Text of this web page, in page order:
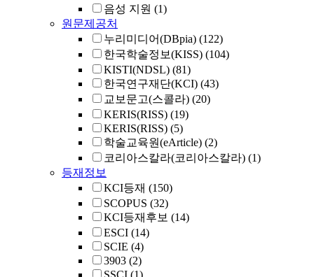
음성 지원 (1)
원문제공처
누리미디어(DBpia) (122)
한국학술정보(KISS) (104)
KISTI(NDSL) (81)
한국연구재단(KCI) (43)
교보문고(스콜라) (20)
KERIS(RISS) (19)
KERIS(RISS) (5)
학술교육원(eArticle) (2)
코리아스칼라(코리아스칼라) (1)
등재정보
KCI등재 (150)
SCOPUS (32)
KCI등재후보 (14)
ESCI (14)
SCIE (4)
3903 (2)
SSCI (1)